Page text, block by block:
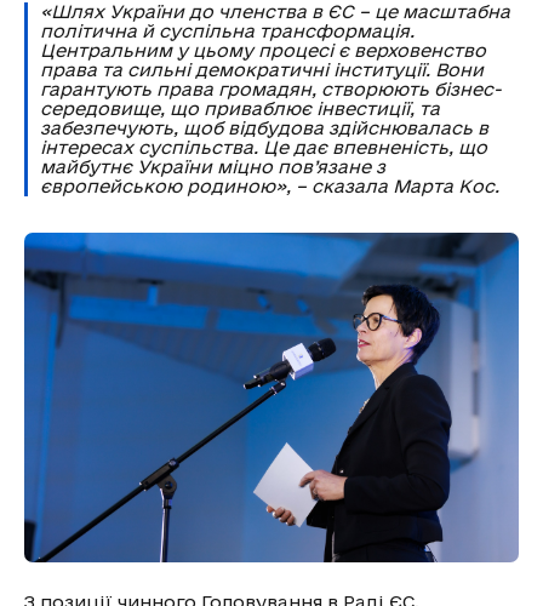
«Шлях України до членства в ЄС – це масштабна
політична й суспільна трансформація.
Центральним у цьому процесі є верховенство
права та сильні демократичні інституції. Вони
гарантують права громадян, створюють бізнес-
середовище, що приваблює інвестиції, та
забезпечують, щоб відбудова здійснювалась в
інтересах суспільства. Це дає впевненість, що
майбутнє України міцно пов’язане з
європейською родиною», – сказала Марта Кос.
З позиції чинного Головування в Раді ЄС,